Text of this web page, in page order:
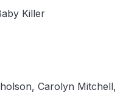
Killer
, Carolyn Mitchell,